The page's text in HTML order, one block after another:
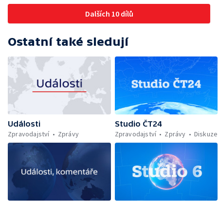
Dalších 10 dílů
Ostatní také sledují
Události
Zpravodajství
Zprávy
Studio ČT24
Zpravodajství
Zprávy Diskuze